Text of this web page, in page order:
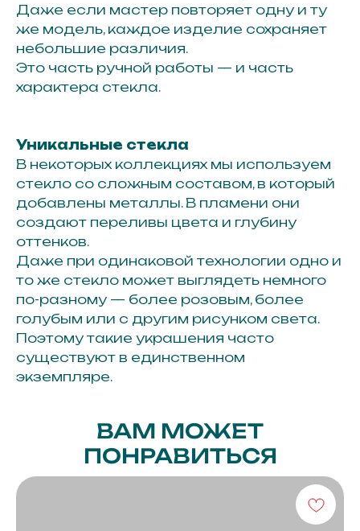
Даже если мастер повторяет одну и ту
же модель, каждое изделие сохраняет
небольшие различия.
Это часть ручной работы — и часть
характера стекла.
Уникальные стекла
В некоторых коллекциях мы используем
стекло со сложным составом, в который
добавлены металлы. В пламени они
создают переливы цвета и глубину
оттенков.
Даже при одинаковой технологии одно и
то же стекло может выглядеть немного
по-разному — более розовым, более
голубым или с другим рисунком света.
Поэтому такие украшения часто
существуют в единственном
экземпляре.
ВАМ МОЖЕТ
ПОНРАВИТЬСЯ
Остались вопросы,
свяжитесь с нами:
Браслеты
Шейные украшения
Серьги
Кольца
Каталог
Аксессуары
О нас
Подарочный сертификат
Рекомендации по уходу
+7 (983) 414-81-87